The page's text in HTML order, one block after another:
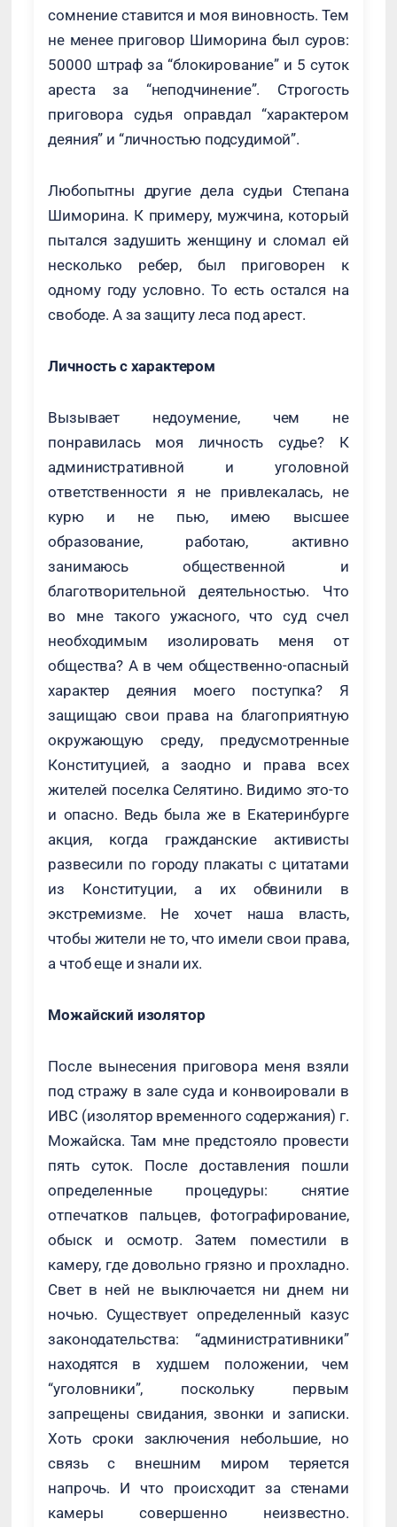
сомнение ставится и моя виновность. Тем
не менее приговор Шиморина был суров:
50000 штраф за “блокирование” и 5 суток
ареста за “неподчинение”. Строгость
приговора судья оправдал “характером
деяния” и “личностью подсудимой”.
Любопытны другие дела судьи Степана
Шиморина. К примеру, мужчина, который
пытался задушить женщину и сломал ей
несколько ребер, был приговорен к
одному году условно. То есть остался на
свободе. А за защиту леса под арест.
Личность с характером
Вызывает недоумение, чем не
понравилась моя личность судье? К
административной и уголовной
ответственности я не привлекалась, не
курю и не пью, имею высшее
образование, работаю, активно
занимаюсь общественной и
благотворительной деятельностью. Что
во мне такого ужасного, что суд счел
необходимым изолировать меня от
общества? А в чем общественно-опасный
характер деяния моего поступка? Я
защищаю свои права на благоприятную
окружающую среду, предусмотренные
Конституцией, а заодно и права всех
жителей поселка Селятино. Видимо это-то
и опасно. Ведь была же в Екатеринбурге
акция, когда гражданские активисты
развесили по городу плакаты с цитатами
из Конституции, а их обвинили в
экстремизме. Не хочет наша власть,
чтобы жители не то, что имели свои права,
а чтоб еще и знали их.
Можайский изолятор
После вынесения приговора меня взяли
под стражу в зале суда и конвоировали в
ИВС (изолятор временного содержания) г.
Можайска. Там мне предстояло провести
пять суток. После доставления пошли
определенные процедуры: снятие
отпечатков пальцев, фотографирование,
обыск и осмотр. Затем поместили в
камеру, где довольно грязно и прохладно.
Свет в ней не выключается ни днем ни
ночью. Существует определенный казус
законодательства: “административники”
находятся в худшем положении, чем
“уголовники”, поскольку первым
запрещены свидания, звонки и записки.
Хоть сроки заключения небольшие, но
связь с внешним миром теряется
напрочь. И что происходит за стенами
камеры совершенно неизвестно.